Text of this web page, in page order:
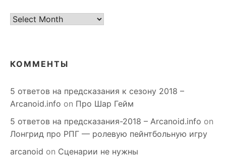
старое
КОММЕНТЫ
5 ответов на предсказания к сезону 2018 –
Arcanoid.info on Про Шар Гейм
5 ответов на предсказания-2018 – Arcanoid.info on
Лонгрид про РПГ — ролевую пейнтбольную игру
arcanoid on Сценарии не нужны